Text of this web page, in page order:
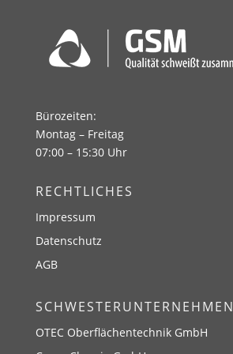
Bürozeiten:
Montag – Freitag
07:00 – 15:30 Uhr
RECHTLICHES
Impressum
Datenschutz
AGB
SCHWESTERUNTERNEHMEN
OTEC Oberflächentechnik GmbH